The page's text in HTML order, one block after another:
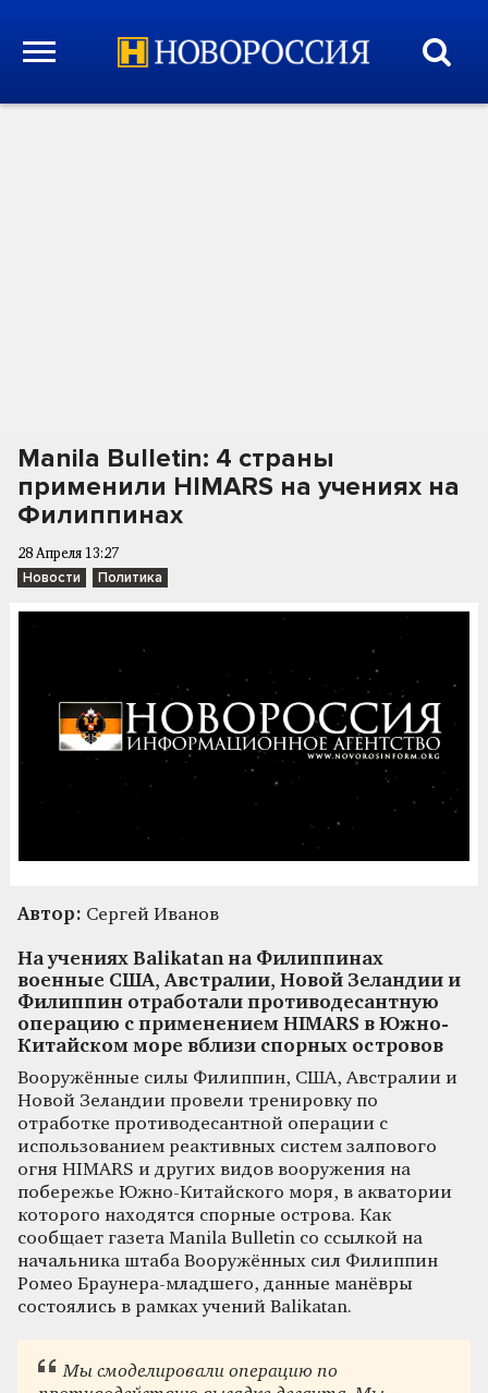
Manila Bulletin: 4 страны
применили HIMARS на учениях на
Филиппинах
28 Апреля 13:27
Новости Политика
Автор: Сергей Иванов
На учениях Balikatan на Филиппинах
военные США, Австралии, Новой Зеландии и
Филиппин отработали противодесантную
операцию с применением HIMARS в Южно-
Китайском море вблизи спорных островов
Вооружённые силы Филиппин, США, Австралии и
Новой Зеландии провели тренировку по
отработке противодесантной операции с
использованием реактивных систем залпового
огня HIMARS и других видов вооружения на
побережье Южно-Китайского моря, в акватории
которого находятся спорные острова. Как
сообщает газета Manila Bulletin со ссылкой на
начальника штаба Вооружённых сил Филиппин
Ромео Браунера-младшего, данные манёвры
состоялись в рамках учений Balikatan.
Мы смоделировали операцию по